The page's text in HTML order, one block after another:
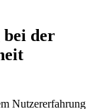
der
Nutzererfahrung